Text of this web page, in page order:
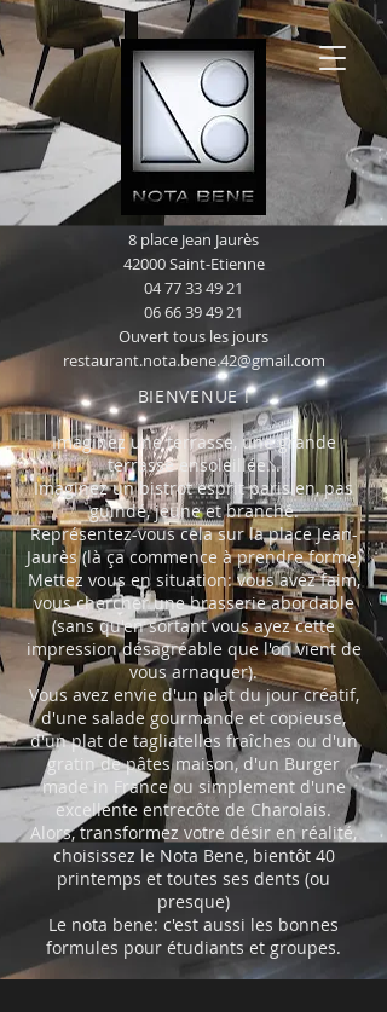
8 place Jean Jaurès
42000 Saint-Etienne
04 77 33 49 21
06 66 39 49 21
Ouvert tous les jours
restaurant.nota.bene.42@gmail.com
BIENVENUE !
Imaginez une terrasse, une grande
terrasse ensoleillée...
Imaginez un bistrot esprit parisien, pas
guindé, jeune et branché.
Représentez-vous cela sur la place Jean-
Jaurès (là ça commence à prendre forme)
Mettez vous en situation: vous avez faim,
vous chercher une brasserie abordable
(sans qu'en sortant vous ayez cette
impression désagréable que l'on vient de
vous arnaquer).
Vous avez envie d'un plat du jour créatif,
d'une salade gourmande et copieuse,
d'un plat de tagliatelles fraîches ou d'un
gratin de pâtes maison, d'un Burger
made in France ou simplement d'une
excellente entrecôte de Charolais.
Alors, transformez votre désir en réalité,
choisissez le Nota Bene, bientôt 40
printemps et toutes ses dents (ou
presque)
Le nota bene: c'est aussi les bonnes
formules pour étudiants et groupes.